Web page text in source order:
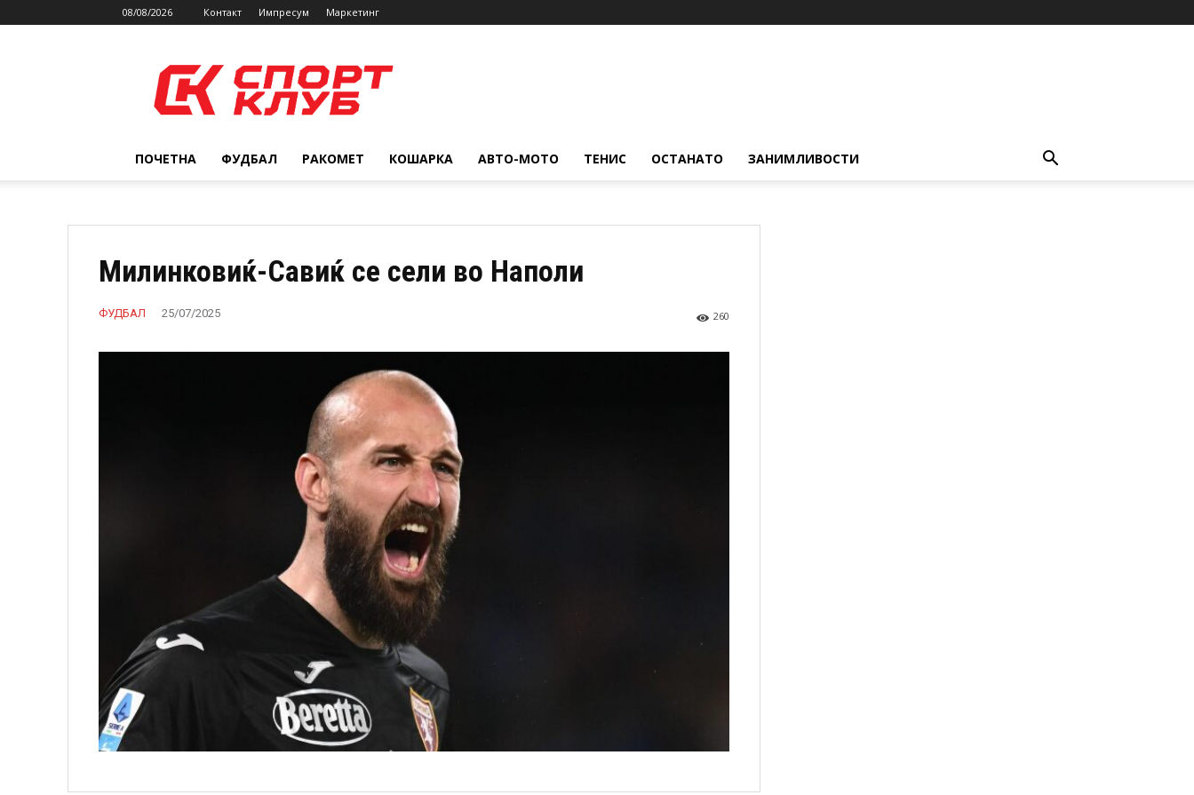
08/08/2026 Контакт Импресум Маркетинг
ПОЧЕТНА ФУДБАЛ РАКОМЕТ КОШАРКА АВТО-МОТО ТЕНИС ОСТАНАТО ЗАНИМЛИВОСТИ
Милинковиќ-Савиќ се сели во Наполи
ФУДБАЛ 25/07/2025 260